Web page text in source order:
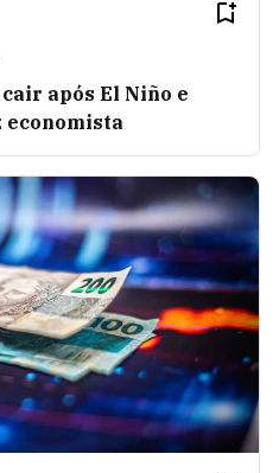
após El Niño e
economista